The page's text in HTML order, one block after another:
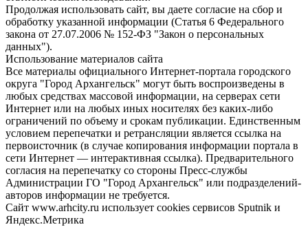
Продолжая использовать сайт, вы даете согласие на сбор и
обработку указанной информации (Статья 6 Федерального
закона от 27.07.2006 № 152-ФЗ "Закон о персональных
данных").
Использование материалов сайта
Все материалы официального Интернет-портала городского
округа "Город Архангельск" могут быть воспроизведены в
любых средствах массовой информации, на серверах сети
Интернет или на любых иных носителях без каких-либо
ограничений по объему и срокам публикации. Единственным
условием перепечатки и ретрансляции является ссылка на
первоисточник (в случае копирования информации портала в
сети Интернет — интерактивная ссылка). Предварительного
согласия на перепечатку со стороны Пресс-службы
Администрации ГО "Город Архангельск" или подразделений-
авторов информации не требуется.
Сайт www.arhcity.ru использует cookies сервисов Sputnik и
Яндекс.Метрика